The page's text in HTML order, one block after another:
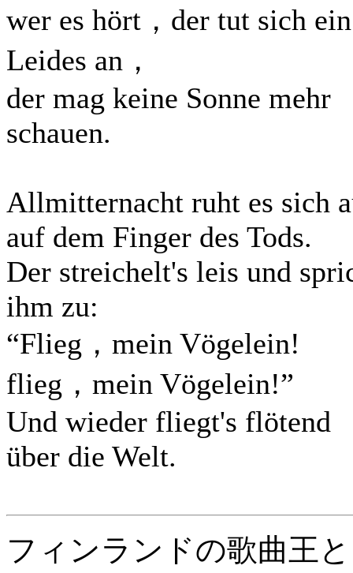
wer es hört，der tut sich ein
Leides an，
der mag keine Sonne mehr
schauen.
Allmitternacht ruht es sich
auf dem Finger des Tods.
Der streichelt's leis und
ihm zu:
“Flieg，mein Vögelein!
flieg，mein Vögelein!”
Und wieder fliegt's flötend
über die Welt.
フィンランドの歌曲王